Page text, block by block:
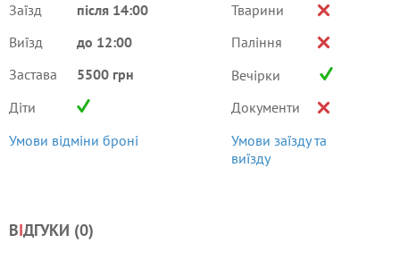
Заїзд
після 14:00
Виїзд
до 12:00
Застава
5500 грн
Діти
Умови відміни броні
Тварини
Паління
Вечірки
Документи
Умови заїзду та
виїзду
ВІДГУКИ (0)